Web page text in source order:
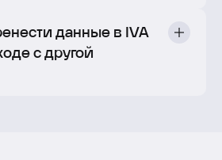
данные в IVA
с другой